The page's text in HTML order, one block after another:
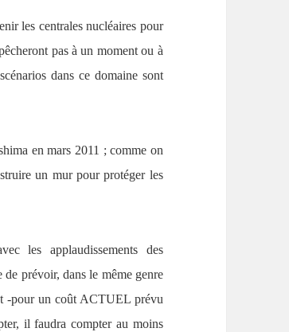
les centrales nucléaires pour
pas à un moment ou à
dans ce domaine sont
en mars 2011 ; comme on
un mur pour protéger les
les applaudissements des
de prévoir, dans le même genre
-pour un coût ACTUEL prévu
il faudra compter au moins